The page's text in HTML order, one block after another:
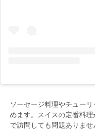
ソーセージ料理やチュー
めます。スイスの定番料
で訪問しても問題ありま